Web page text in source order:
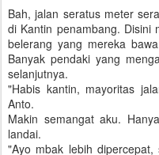
Bah, jalan seratus meter
di Kantin penambang. Disini
belerang yang mereka
Banyak pendaki yang
selanjutnya.
"Habis kantin, mayoritas
Anto.
Makin semangat aku.
landai.
"Ayo mbak lebih